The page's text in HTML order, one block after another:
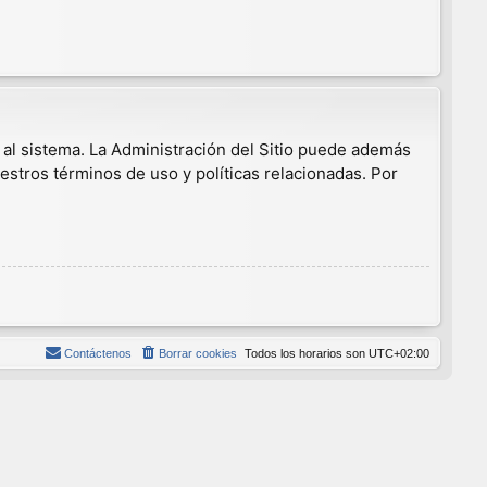
sistema. La Administración del Sitio puede además
términos de uso y políticas relacionadas. Por
Todos los horarios son UTC+02:00
Borrar cookies
Contáctenos